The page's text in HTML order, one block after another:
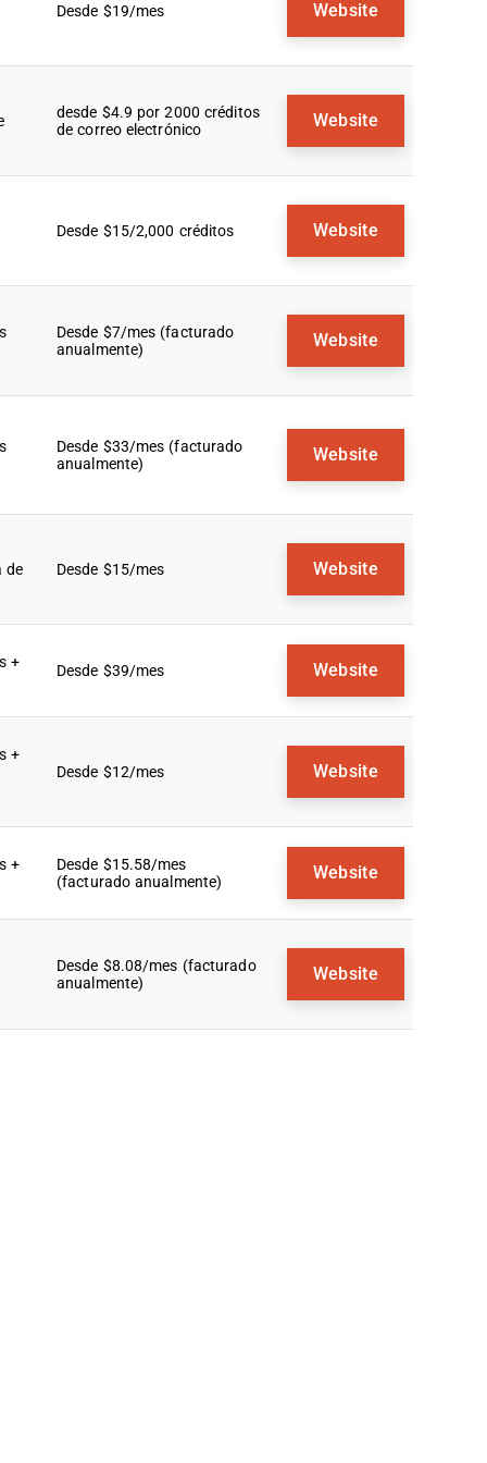
Desde $19/mes Website
desde $4.9 por 2000 créditos
de correo electrónico
Website
Desde $15/2,000 créditos Website
Desde $7/mes (facturado
anualmente)
Website
Desde $33/mes (facturado
anualmente)
Website
de
Desde $15/mes Website
+
Desde $39/mes Website
+
Desde $12/mes Website
+
Desde $15.58/mes
(facturado anualmente)
Website
Desde $8.08/mes (facturado
anualmente)
Website